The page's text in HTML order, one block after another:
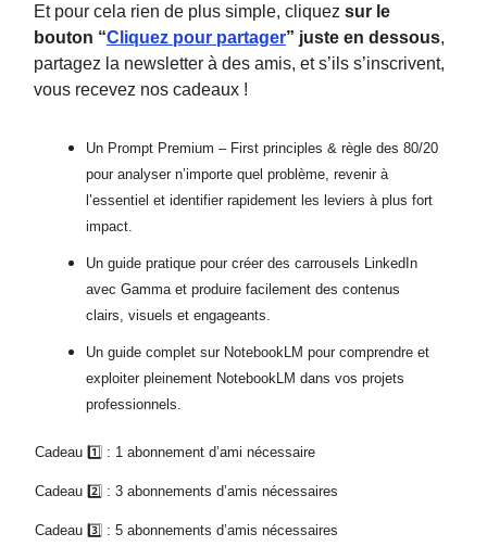
Et pour cela rien de plus simple, cliquez sur le
bouton “Cliquez pour partager” juste en dessous,
partagez la newsletter à des amis, et s’ils s’inscrivent,
vous recevez nos cadeaux !
Un Prompt Premium – First principles & règle des 80/20
pour analyser n’importe quel problème, revenir à
l’essentiel et identifier rapidement les leviers à plus fort
impact.
Un guide pratique pour créer des carrousels LinkedIn
avec Gamma et produire facilement des contenus
clairs, visuels et engageants.
Un guide complet sur NotebookLM pour comprendre et
exploiter pleinement NotebookLM dans vos projets
professionnels.
Cadeau 1️⃣ : 1 abonnement d’ami nécessaire
Cadeau 2️⃣ : 3 abonnements d’amis nécessaires
Cadeau 3️⃣ : 5 abonnements d’amis nécessaires